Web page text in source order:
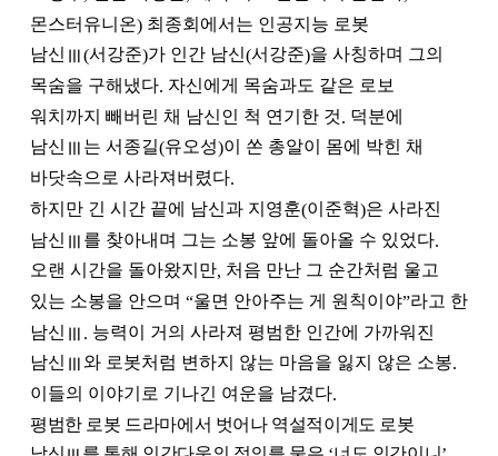
몬스터유니온) 최종회에서는 인공지능 로봇
남신 Ⅲ(서강준)가 인간 남신(서강준)을 사칭하며 그의
목숨을 구해냈다. 자신에게 목숨과도 같은 로보
워치까지 빼버린 채 남신인 척 연기한 것. 덕분에
남신 Ⅲ는 서종길(유오성)이 쏜 총알이 몸에 박힌 채
바닷속으로 사라져버렸다.
하지만 긴 시간 끝에 남신과 지영훈(이준혁)은 사라진
남신 Ⅲ를 찾아내며 그는 소봉 앞에 돌아올 수 있었다
오랜 시간을 돌아왔지만, 처음 만난 그 순간처럼 울고
있는 소봉을 안으며 “울면 안아주는 게 원칙이야”라고 한
남신 Ⅲ . 능력이 거의 사라져 평범한 인간에 가까워진
남신 Ⅲ와 로봇처럼 변하지 않는 마음을 잃지 않은 소봉.
이들의 이야기로 기나긴 여운을 남겼다.
평범한 로봇 드라마에서 벗어나 역설적이게도 로봇